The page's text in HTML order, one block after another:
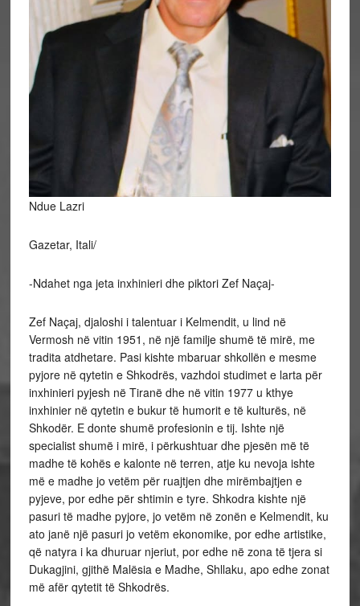
Ndue Lazri
Gazetar, Itali/
-Ndahet nga jeta inxhinieri dhe piktori Zef Naçaj-
Zef Naçaj, djaloshi i talentuar i Kelmendit, u lind në
Vermosh në vitin 1951, në një familje shumë të mirë, me
tradita atdhetare. Pasi kishte mbaruar shkollën e mesme
pyjore në qytetin e Shkodrës, vazhdoi studimet e larta për
inxhinieri pyjesh në Tiranë dhe në vitin 1977 u kthye
inxhinier në qytetin e bukur të humorit e të kulturës, në
Shkodër. E donte shumë profesionin e tij. Ishte një
specialist shumë i mirë, i përkushtuar dhe pjesën më të
madhe të kohës e kalonte në terren, atje ku nevoja ishte
më e madhe jo vetëm për ruajtjen dhe mirëmbajtjen e
pyjeve, por edhe për shtimin e tyre. Shkodra kishte një
pasuri të madhe pyjore, jo vetëm në zonën e Kelmendit, ku
ato janë një pasuri jo vetëm ekonomike, por edhe artistike,
që natyra i ka dhuruar njeriut, por edhe në zona të tjera si
Dukagjini, gjithë Malësia e Madhe, Shllaku, apo edhe zonat
më afër qytetit të Shkodrës.